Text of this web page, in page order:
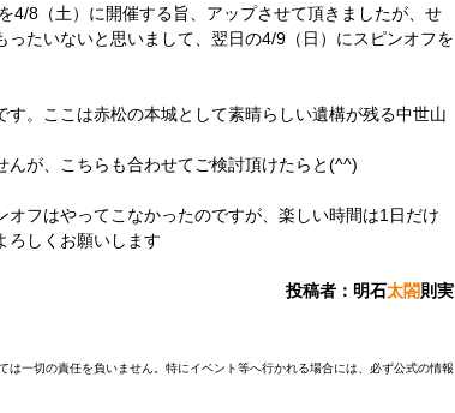
4/8（土）に開催する旨、アップさせて頂きましたが、せ
ったいないと思いまして、翌日の4/9（日）にスピンオフを
す。ここは赤松の本城として素晴らしい遺構が残る中世山
んが、こちらも合わせてご検討頂けたらと(^^)
オフはやってこなかったのですが、楽しい時間は1日だけ
ろしくお願いします
投稿者：明石太閤則実
一切の責任を負いません。特にイベント等へ行かれる場合には、必ず公式の情報